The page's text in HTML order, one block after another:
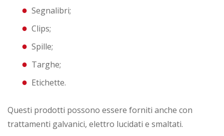
Segnalibri;
Clips;
Spille;
Targhe;
Etichette.
Questi prodotti possono essere forniti anche con
trattamenti galvanici, elettro lucidati e smaltati.